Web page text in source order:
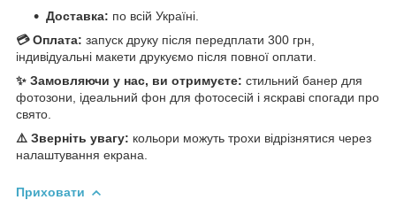
Доставка: по всій Україні.
💳 Оплата: запуск друку після передплати 300 грн,
індивідуальні макети друкуємо після повної оплати.
✨ Замовляючи у нас, ви отримуєте: стильний банер для
фотозони, ідеальний фон для фотосесій і яскраві спогади про
свято.
⚠️ Зверніть увагу: кольори можуть трохи відрізнятися через
налаштування екрана.
Приховати